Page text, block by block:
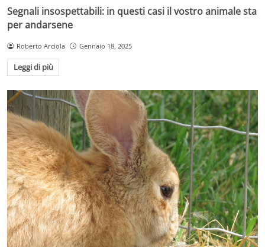
Segnali insospettabili: in questi casi il vostro animale sta
per andarsene
Roberto Arciola Gennaio 18, 2025
Leggi di più